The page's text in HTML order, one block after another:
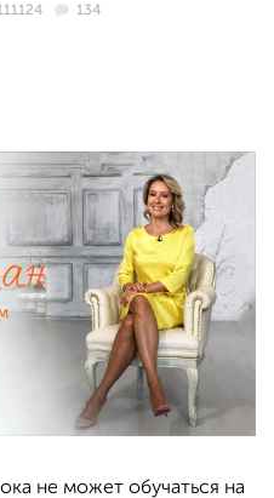
134
не может обучаться на